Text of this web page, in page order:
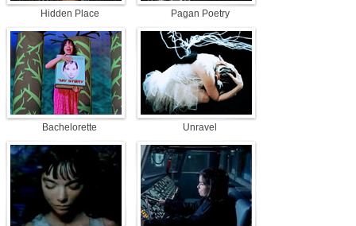
Hidden Place Pagan Poetry
Bachelorette Unravel